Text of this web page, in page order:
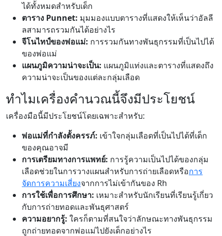
ได้ทั้งหมดสำหรับเด็ก
ตาราง Punnet: มุมมองแบบตารางที่แสดงให้เห็นว่าอัลลี
ลสามารถรวมกันได้อย่างไร
จีโนไทป์ของพ่อแม่: การรวมกันทางพันธุกรรมที่เป็นไปได้
ของพ่อแม่
แผนภูมิความน่าจะเป็น: แผนภูมิแท่งและตารางที่แสดงถึง
ความน่าจะเป็นของแต่ละกลุ่มเลือด
ทำไมเครื่องคำนวณนี้จึงมีประโยชน์
เครื่องมือนี้มีประโยชน์โดยเฉพาะสำหรับ:
พ่อแม่ที่กำลังตั้งครรภ์: เข้าใจกลุ่มเลือดที่เป็นไปได้ที่เด็ก
ของคุณอาจมี
การเตรียมทางการแพทย์: การรู้ความเป็นไปได้ของกลุ่ม
เลือดช่วยในการวางแผนสำหรับการถ่ายเลือดหรือการ
จัดการความเสี่ยงจากการไม่เข้ากันของ Rh
การใช้เพื่อการศึกษา: เหมาะสำหรับนักเรียนที่เรียนรู้เกี่ยว
กับการถ่ายทอดและพันธุศาสตร์
ความอยากรู้: ใครก็ตามที่สนใจว่าลักษณะทางพันธุกรรม
ถูกถ่ายทอดจากพ่อแม่ไปยังเด็กอย่างไร